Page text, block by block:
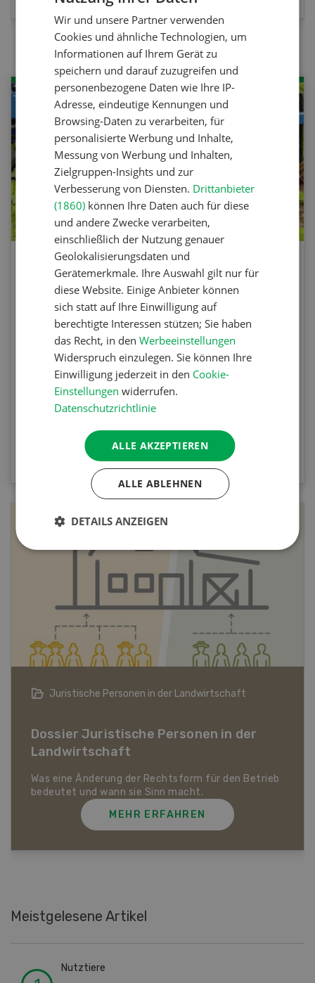
Agrar-Quiz: Mechanische
Unkrautbekämpfung
Testen Sie Ihr Wissen. Machen Sie mit am
Agrar-Quiz der UFA-Revue. Die Fragen
beziehen sich auf die Unkrautbekämpfung und
Maschinen zur mechanischen
Unkrautbekämpfung.
ZUM QUIZ
Bio-Artikel
Dossier Bio-Artikel
MEHR ERFAHREN
Meistgelesene Artikel
Nutztiere
Wir und unsere Partner verwenden
Cookies und ähnliche Technologien, um
Informationen auf Ihrem Gerät zu
speichern und darauf zuzugreifen und
personenbezogene Daten wie Ihre IP-
Adresse, eindeutige Kennungen und
Browsing-Daten zu verarbeiten, für
personalisierte Werbung und Inhalte,
Messung von Werbung und Inhalten,
Zielgruppen-Insights und zur
Verbesserung von Diensten. Drittanbieter
(1860) können Ihre Daten auch für diese
und andere Zwecke verarbeiten,
einschließlich der Nutzung genauer
Geolokalisierungsdaten und
Gerätemerkmale. Ihre Auswahl gilt nur für
diese Website. Einige Anbieter können
sich statt auf Ihre Einwilligung auf
berechtigte Interessen stützen; Sie haben
das Recht, in denWerbeeinstellungen
Widerspruch einzulegen. Sie können Ihre
Einwilligung jederzeit in den Cookie-
Einstellungen widerrufen.
Datenschutzrichtlinie
ALLE AKZEPTIEREN
ALLE ABLEHNEN
DETAILS ANZEIGEN